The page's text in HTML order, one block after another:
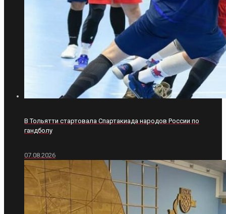
В Тольятти стартовала Спартакиада народов России по
гандболу
07.08.2026